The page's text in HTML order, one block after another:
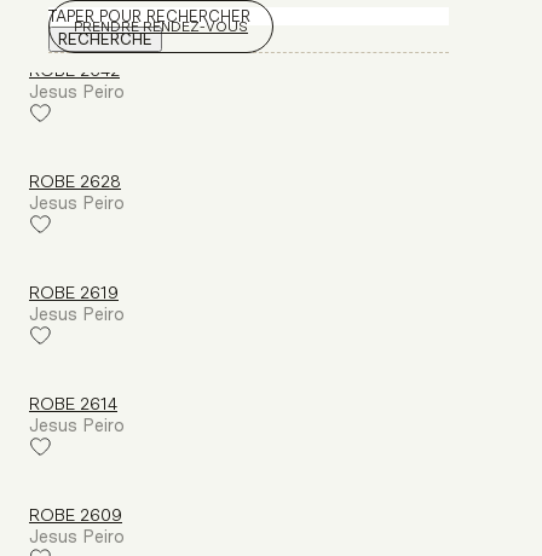
PRENDRE RENDEZ-VOUS
Rechercher
RECHERCHE
ROBE 2642
Jesus Peiro
ROBE 2628
Jesus Peiro
ROBE 2619
Jesus Peiro
ROBE 2614
Jesus Peiro
ROBE 2609
Jesus Peiro